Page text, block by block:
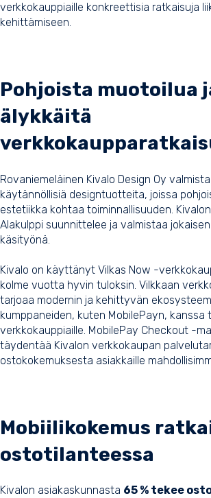
verkkokauppiaille konkreettisia ratkaisuja
kehittämiseen.
Pohjoista muotoilua
älykkäitä
Rovaniemeläinen Kivalo Design Oy
käytännöllisiä designtuotteita, joissa
estetiikka kohtaa toiminnallisuuden.
Alakulppi suunnittelee ja valmistaa
käsityönä.
Kivalo on käyttänyt Vilkas Now -
kolme vuotta hyvin tuloksin. Vilkkaan
tarjoaa modernin ja kehittyvän
kumppaneiden, kuten MobilePayn, kanssa
verkkokauppiaille. MobilePay Checkout -
täydentää Kivalon verkkokaupan
ostokokemuksesta asiakkaille
Mobiilikokemus
ostotilanteessa
Kivalon asiakaskunnasta 65 % tekee